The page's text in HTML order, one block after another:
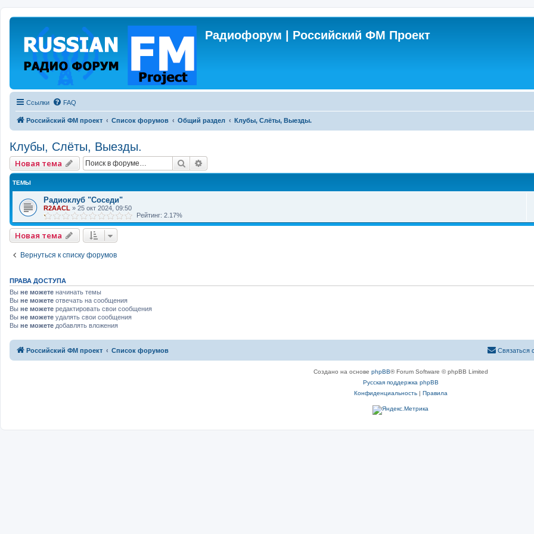
Радиофорум | Российский ФМ Проект
Ссылки FAQ
Российский ФМ проект Список форумов Общий раздел Клубы, Слёты, Выезды.
Клубы, Слёты, Выезды.
Новая тема Поиск
ТЕМЫ
Радиоклуб "Соседи"
R2AACL » 25 окт 2024, 09:50
Рейтинг: 2.17%
Новая тема
Вернуться к списку форумов
ПРАВА ДОСТУПА
Вы не можете начинать темы
Вы не можете отвечать на сообщения
Вы не можете редактировать свои сообщения
Вы не можете удалять свои сообщения
Вы не можете добавлять вложения
Российский ФМ проект Список форумов Связаться
Создано на основе phpBB® Forum Software © phpBB Limited
Русская поддержка phpBB
Конфиденциальность| Правила